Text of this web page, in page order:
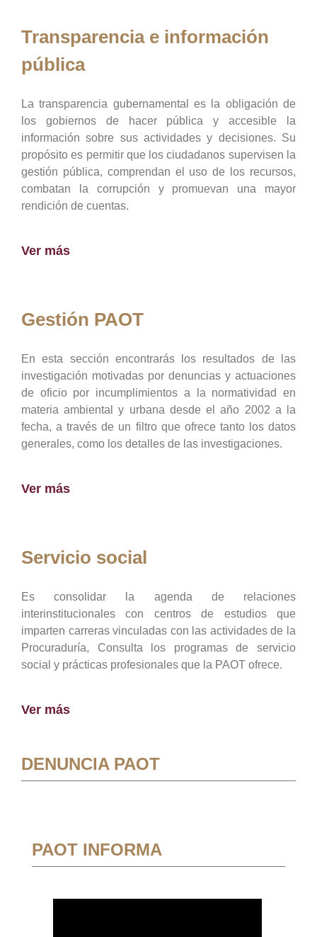
Transparencia e información
pública
La transparencia gubernamental es la obligación de
los gobiernos de hacer pública y accesible la
información sobre sus actividades y decisiones. Su
propósito es permitir que los ciudadanos supervisen la
gestión pública, comprendan el uso de los recursos,
combatan la corrupción y promuevan una mayor
rendición de cuentas.
Ver más
Gestión PAOT
En esta sección encontrarás los resultados de las
investigación motivadas por denuncias y actuaciones
de oficio por incumplimientos a la normatividad en
materia ambiental y urbana desde el año 2002 a la
fecha, a través de un filtro que ofrece tanto los datos
generales, como los detalles de las investigaciones.
Ver más
Servicio social
Es consolidar la agenda de relaciones
interinstitucionales con centros de estudios que
imparten carreras vinculadas con las actividades de la
Procuraduría, Consulta los programas de servicio
social y prácticas profesionales que la PAOT ofrece.
Ver más
DENUNCIA PAOT
PAOT INFORMA